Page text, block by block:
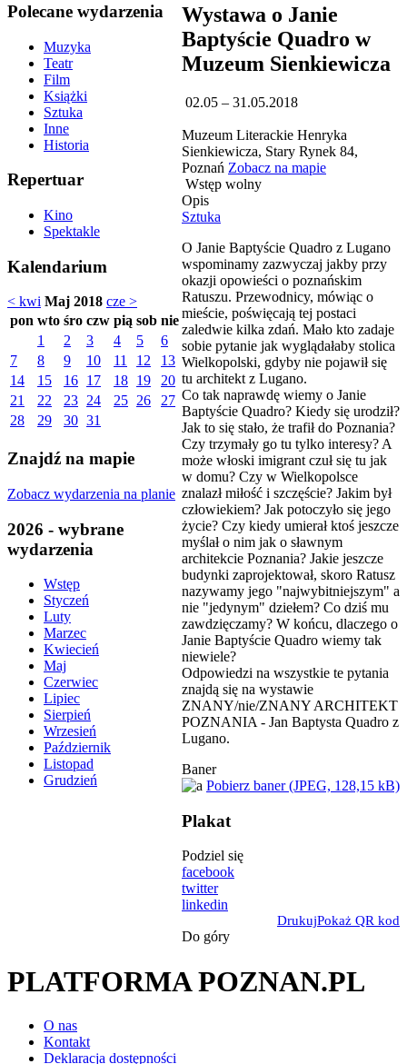
Polecane wydarzenia
Muzyka
Teatr
Film
Książki
Sztuka
Inne
Historia
Repertuar
Kino
Spektakle
Kalendarium
< kwi Maj 2018 cze >
pon wto śro czw pią sob nie
1
2 3 4 5
6
7
8 9 10 11 12
13
14
15 16 17 18 19
20
21
22 23 24 25 26
27
28
29 30 31
Znajdź na mapie
Zobacz wydarzenia na planie
2026 - wybrane
wydarzenia
Wstęp
Styczeń
Luty
Marzec
Kwiecień
Maj
Czerwiec
Lipiec
Sierpień
Wrzesień
Październik
Listopad
Grudzień
Wystawa o Janie
Baptyście Quadro w
Muzeum Sienkiewicza
02.05 – 31.05.2018
Muzeum Literackie Henryka
Sienkiewicza, Stary Rynek 84,
Poznań Zobacz na mapie
Wstęp wolny
Opis
Sztuka
O Janie Baptyście Quadro z Lugano
wspominamy zazwyczaj jakby przy
okazji opowieści o poznańskim
Ratuszu. Przewodnicy, mówiąc o
mieście, poświęcają tej postaci
zaledwie kilka zdań. Mało kto zadaje
sobie pytanie jak wyglądałaby stolica
Wielkopolski, gdyby nie pojawił się
tu architekt z Lugano.
Co tak naprawdę wiemy o Janie
Baptyście Quadro? Kiedy się urodził?
Jak to się stało, że trafił do Poznania?
Czy trzymały go tu tylko interesy? A
może włoski imigrant czuł się tu jak
w domu? Czy w Wielkopolsce
znalazł miłość i szczęście? Jakim był
człowiekiem? Jak potoczyło się jego
życie? Czy kiedy umierał ktoś jeszcze
myślał o nim jak o sławnym
architekcie Poznania? Jakie jeszcze
budynki zaprojektował, skoro Ratusz
nazywamy jego "najwybitniejszym" a
nie "jedynym" dziełem? Co dziś mu
zawdzięczamy? W końcu, dlaczego o
Janie Baptyście Quadro wiemy tak
niewiele?
Odpowiedzi na wszystkie te pytania
znajdą się na wystawie
ZNANY/nie/ZNANY ARCHITEKT
POZNANIA - Jan Baptysta Quadro z
Lugano.
Baner
Pobierz baner (JPEG, 128,15 kB)
Plakat
Podziel się
facebook
twitter
linkedin
DrukujPokaż QR kod
Do góry
PLATFORMA POZNAN.PL
O nas
Kontakt
Deklaracja dostępności